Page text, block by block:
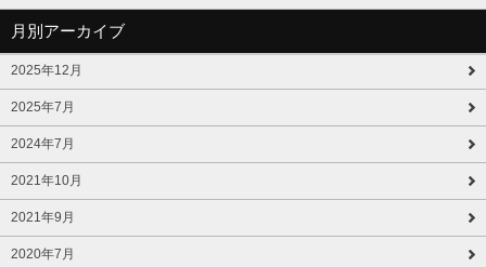
月別アーカイブ
2025年12月
2025年7月
2024年7月
2021年10月
2021年9月
2020年7月